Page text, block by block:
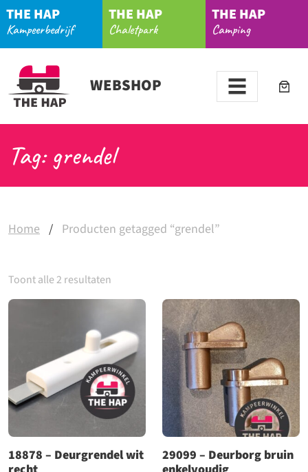
THE HAP
Kampeerbedrijf
THE HAP
Chaletpark
THE HAP
Camping
WEBSHOP
Tag: grendel
Home / Producten getagged “grendel”
Toont alle 2 resultaten
18878 – Deurgrendel wit
29099 – Deurborg bruin